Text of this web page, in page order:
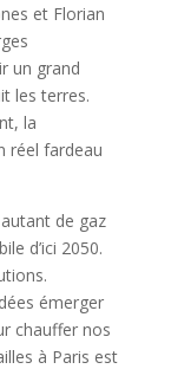
et Florian
un grand
les terres.
la
réel fardeau
de gaz
d’ici 2050.
émerger
chauffer nos
à Paris est